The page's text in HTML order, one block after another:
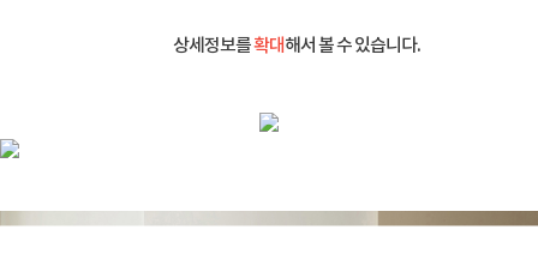
상세정보를확대해서 볼 수 있습니다.